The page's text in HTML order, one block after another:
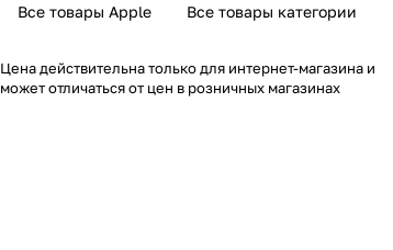
Все товары Apple Все товары категории
Цена действительна только для интернет-магазина и
может отличаться от цен в розничных магазинах